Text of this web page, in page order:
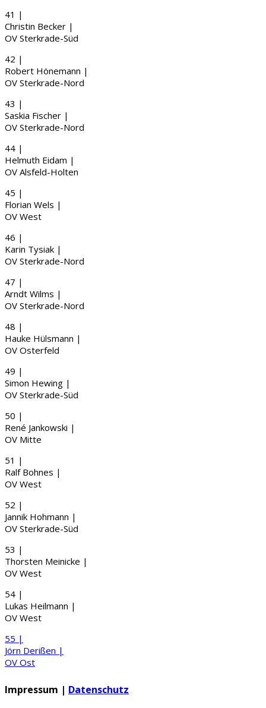
41 |
Christin Becker |
OV Sterkrade-Süd
42 |
Robert Hönemann |
OV Sterkrade-Nord
43 |
Saskia Fischer |
OV Sterkrade-Nord
44 |
Helmuth Eidam |
OV Alsfeld-Holten
45 |
Florian Wels |
OV West
46 |
Karin Tysiak |
OV Sterkrade-Nord
47 |
Arndt Wilms |
OV Sterkrade-Nord
48 |
Hauke Hülsmann |
OV Osterfeld
49 |
Simon Hewing |
OV Sterkrade-Süd
50 |
René Jankowski |
OV Mitte
51 |
Ralf Bohnes |
OV West
52 |
Jannik Hohmann |
OV Sterkrade-Süd
53 |
Thorsten Meinicke |
OV West
54 |
Lukas Heilmann |
OV West
55 |
Jörn Derißen |
OV Ost
Impressum | Datenschutz